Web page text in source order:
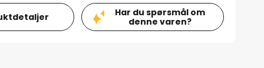
Har du spørsmål om
denne varen?